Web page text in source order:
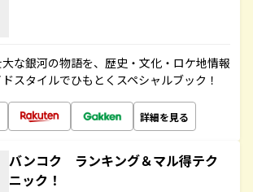
大な銀河の物語を、歴史・文化・ロケ地情報
スタイルでひもとくスペシャルブック！
詳細を見る
バンコク ランキング＆マル得テク
ニック！